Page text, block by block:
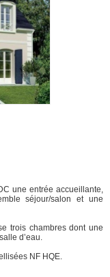
une entrée accueillante,
séjour/salon et une
trois chambres dont une
d’eau.
NF HQE.